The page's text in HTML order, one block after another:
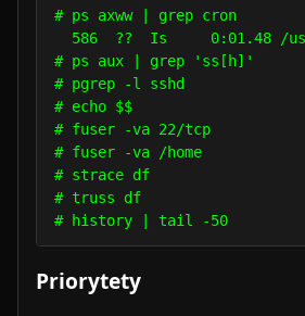
# ps axww | grep cron
586  ??  Is     0:01.48 /
# ps aux | grep
# pgrep -l
# echo
# fuser -va
# fuser -va /
# strace
# truss
# history | tail
Priorytety